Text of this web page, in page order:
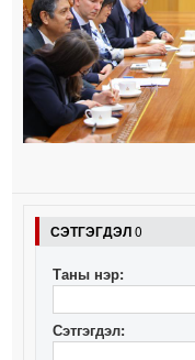
СЭТГЭГДЭЛ0
Таны нэр:
Сэтгэгдэл: